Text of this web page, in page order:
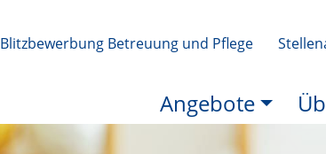
Angebote
Blitzbewerbung Betreuung und Pflege